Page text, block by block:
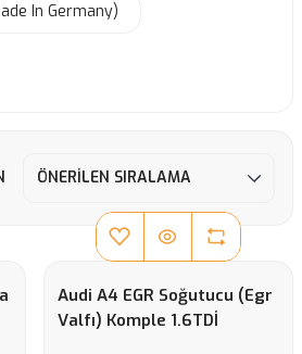
In Germany)
Audi A4 EGR Soğutucu (Egr
Valfı) Komple 1.6TDİ